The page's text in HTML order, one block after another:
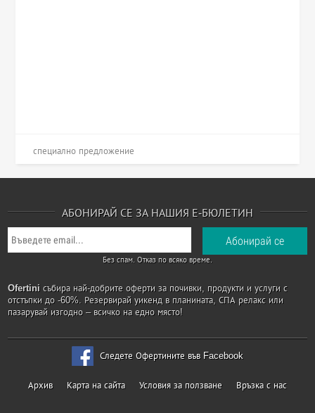
специално предложение
АБОНИРАЙ СЕ ЗА НАШИЯ Е-БЮЛЕТИН
Без спам. Отказ по всяко време.
Ofertini събира най-добрите оферти за почивки, продукти и услуги с
отстъпки до -60%. Резервирай уикенд в планината, СПА релакс или
пазарувай изгодно – всичко на едно място!
Следете Офертините във Facebook
Архив Карта на сайта Условия за ползване Връзка с нас